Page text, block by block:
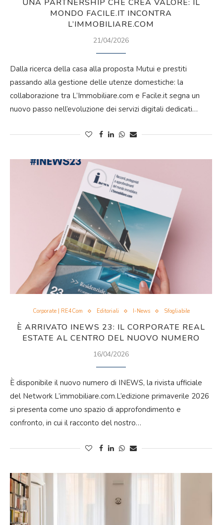
UNA PARTNERSHIP CHE CREA VALORE: IL
MONDO FACILE.IT INCONTRA
L’IMMOBILIARE.COM
21/04/2026
Dalla ricerca della casa alla proposta Mutui e prestiti
passando alla gestione delle utenze domestiche: la
collaborazione tra L’Immobiliare.com e Facile.it segna un
nuovo passo nell’evoluzione dei servizi digitali dedicati…
Corporate | RE4Com Editoriali I-News Sfogliabile
È ARRIVATO INEWS 23: IL CORPORATE REAL
ESTATE AL CENTRO DEL NUOVO NUMERO
16/04/2026
È disponibile il nuovo numero di INEWS, la rivista ufficiale
del Network L’immobiliare.com.L’edizione primaverile 2026
si presenta come uno spazio di approfondimento e
confronto, in cui il racconto del nostro…